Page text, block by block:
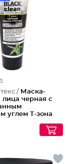
/ Маска-
лица черная с
углем Т-зона